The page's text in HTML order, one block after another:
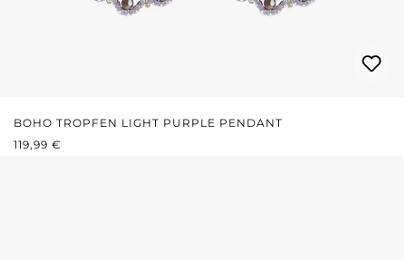
BOHO TROPFEN LIGHT PURPLE PENDANT
REGULÄRER PREIS:
119,99 €